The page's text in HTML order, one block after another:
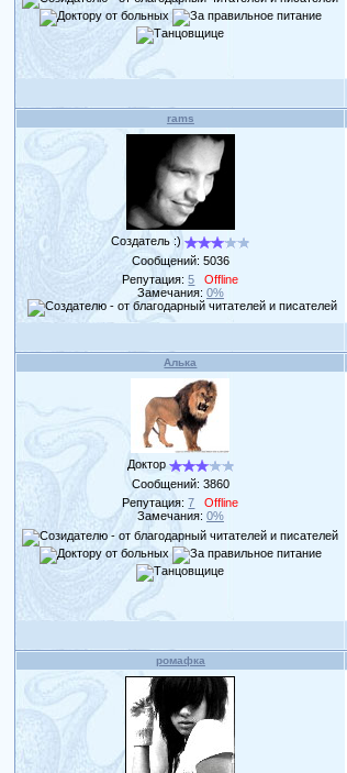
rams
Создатель :)
Сообщений: 5036
Репутация:5
Offline
Замечания: 0%
Алька
Доктор
Сообщений: 3860
Репутация:7
Offline
Замечания: 0%
ромафка